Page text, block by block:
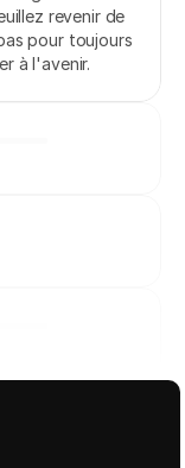
revenir de
pour toujours
à l'avenir.